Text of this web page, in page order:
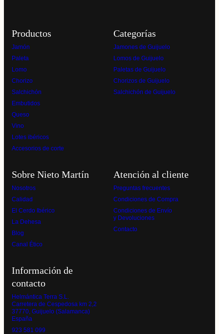
Productos
Jamón
Paleta
Lomo
Chorizo
Salchichón
Embutidos
Queso
Vino
Lotes ibéricos
Accesorios de corte
Categorías
Jamones de Guijuelo
Lomos de Guijuelo
Paletas de Guijuelo
Chorizos de Guijuelo
Salchichón de Guijuelo
Sobre Nieto Martín
Nosotros
Calidad
El Cerdo Ibérico
La Dehesa
Blog
Canal Ético
Atención al cliente
Preguntas frecuentes
Condiciones de Compra
Condiciones de Envío
y Devoluciones
Contacto
Información de
contacto
Helmántica Terra S.L.
Carretera de Cespedosa km 2,2
37770, Guijuelo (Salamanca)
España
923 581 099